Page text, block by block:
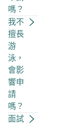
嗎？
我不
擅長
游
泳，
會影
響申
請
嗎？
面試